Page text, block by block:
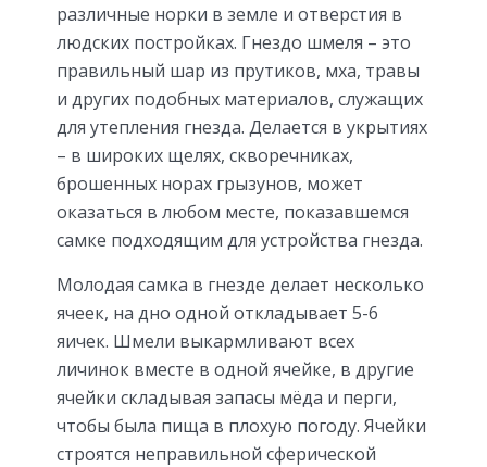
различные норки в земле и отверстия в
людских постройках. Гнездо шмеля – это
правильный шар из прутиков, мха, травы
и других подобных материалов, служащих
для утепления гнезда. Делается в укрытиях
– в широких щелях, скворечниках,
брошенных норах грызунов, может
оказаться в любом месте, показавшемся
самке подходящим для устройства гнезда.
Молодая самка в гнезде делает несколько
ячеек, на дно одной откладывает 5-6
яичек. Шмели выкармливают всех
личинок вместе в одной ячейке, в другие
ячейки складывая запасы мёда и перги,
чтобы была пища в плохую погоду. Ячейки
строятся неправильной сферической